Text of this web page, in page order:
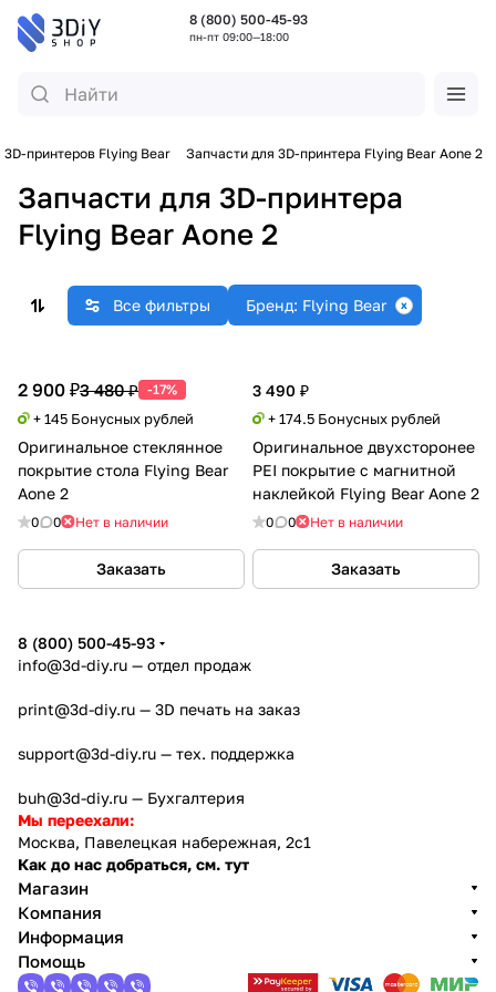
8 (800) 500-45-93
пн-пт 09:00—18:00
3D-принтеров Flying Bear Запчасти для 3D-принтера Flying Bear Aone 2
Запчасти для 3D-принтера
Flying Bear Aone 2
Все фильтры Бренд: Flying Bear
2 900 ₽3 480 ₽ -17%
+ 145 Бонусных рублей
Оригинальное стеклянное
покрытие стола Flying Bear
Aone 2
0 0 Нет в наличии
Заказать
3 490 ₽
+ 174.5 Бонусных рублей
Оригинальное двухсторонее
PEI покрытие с магнитной
наклейкой Flying Bear Aone 2
0 0 Нет в наличии
Заказать
8 (800) 500-45-93
info@3d-diy.ru — отдел продаж
print@3d-diy.ru — 3D печать на заказ
support@3d-diy.ru — тех. поддержка
buh@3d-diy.ru — Бухгалтерия
Мы переехали:
Москва, Павелецкая набережная, 2с1
Как до нас добраться, см. тут
Магазин
Компания
Информация
Помощь